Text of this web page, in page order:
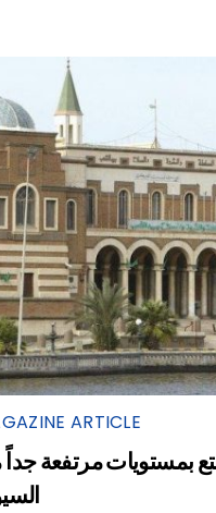
ARTICLE
بمستويات مرتفعة